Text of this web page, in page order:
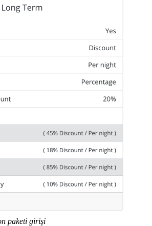
paketi girişi